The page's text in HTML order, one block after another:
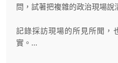
問，試著把複雜的政治現場說
記錄採訪現場的所見所聞，
實。...